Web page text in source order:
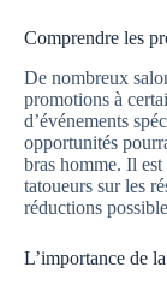
Comprendre les
De nombreux
promotions à
d’événements
opportunités
bras homme. Il
tatoueurs sur les
réductions
L’importance de